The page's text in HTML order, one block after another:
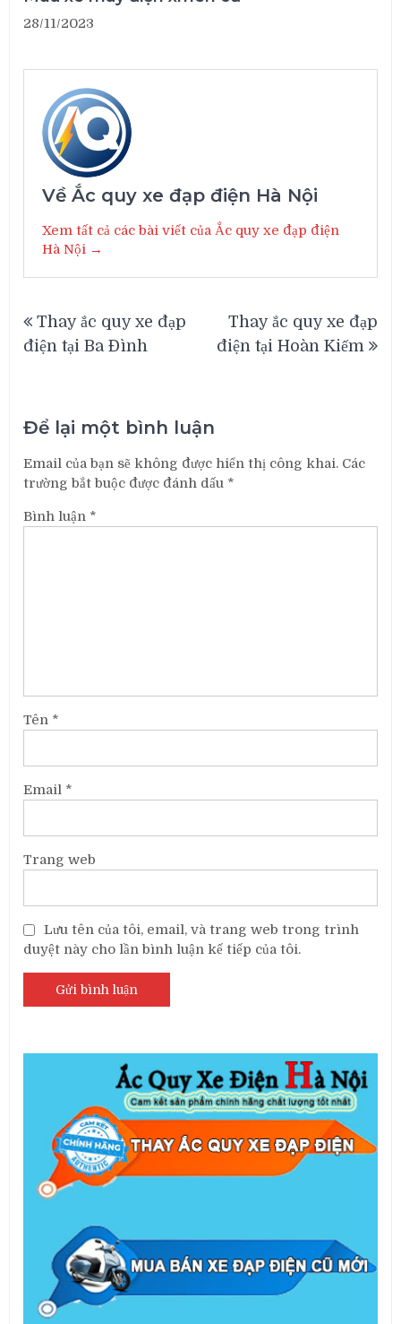
28/11/2023
Về Ắc quy xe đạp điện Hà Nội
Xem tất cả các bài viết của Ắc quy xe đạp điện
Hà Nội →
hướng
Thay ắc quy xe đạp
điện tại Ba Đình
Thay ắc quy xe đạp
điện tại Hoàn Kiếm
Để lại một bình luận
Email của bạn sẽ không được hiển thị công khai. Các
trường bắt buộc được đánh dấu *
Bình luận *
Tên *
Email *
Trang web
Lưu tên của tôi, email, và trang web trong trình
duyệt này cho lần bình luận kế tiếp của tôi.